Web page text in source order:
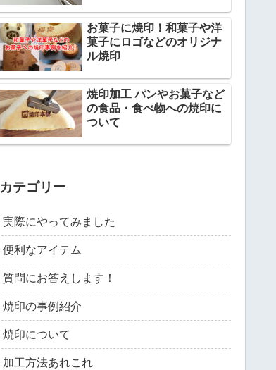
お菓子に焼印！和菓子や洋
菓子にロゴなどのオリジナ
ル焼印
焼印加工 パンやお菓子など
の食品・食べ物への焼印に
ついて
カテゴリー
実際にやってみました
便利なアイテム
質問にお答えします！
焼印の事例紹介
焼印について
加工方法あれこれ